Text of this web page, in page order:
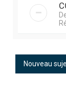
Nouveau